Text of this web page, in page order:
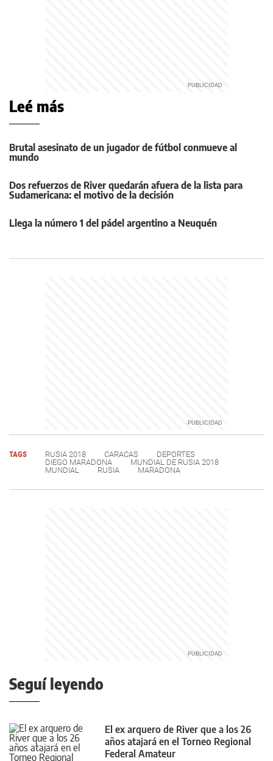
Leé más
Brutal asesinato de un jugador de fútbol conmueve al
mundo
Dos refuerzos de River quedarán afuera de la lista para
Sudamericana: el motivo de la decisión
Llega la número 1 del pádel argentino a Neuquén
TAGS RUSIA 2018 CARACAS
DEPORTES
DIEGO MARADONA
MUNDIAL DE RUSIA 2018
MUNDIAL
RUSIA MARADONA
Seguí leyendo
El ex arquero de River que a los 26
años atajará en el Torneo Regional
Federal Amateur